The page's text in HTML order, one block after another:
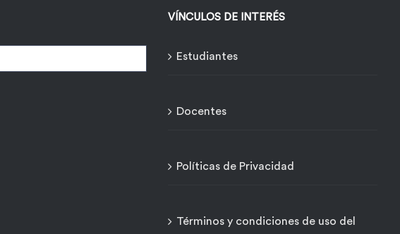
VÍNCULOS DE INTERÉS
Estudiantes
Docentes
Políticas de Privacidad
Términos y condiciones de uso del